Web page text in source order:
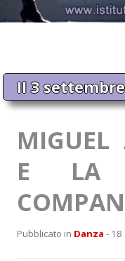
Il 3
MIGUEL
E LA
Pubblicato in Danza - 18